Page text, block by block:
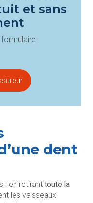
et sans
dent
: en retirant toute la
les vaisseaux